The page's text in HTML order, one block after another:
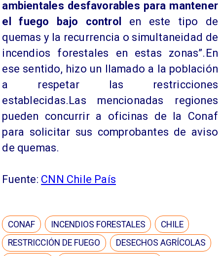
ambientales desfavorables para mantener
el fuego bajo control
en este tipo de
quemas y la recurrencia o simultaneidad de
incendios forestales en estas zonas”.En
ese sentido, hizo un llamado a la población
a respetar las restricciones
establecidas.Las mencionadas regiones
pueden concurrir a oficinas de la Conaf
para solicitar sus comprobantes de aviso
de quemas.
Fuente: CNN Chile País
CONAF INCENDIOS FORESTALES
CHILE
RESTRICCIÓN DE FUEGO
DESECHOS AGRÍCOLAS